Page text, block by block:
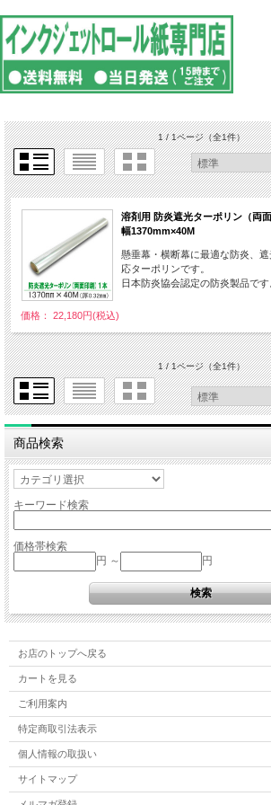
1 / 1ページ（全1件）
溶剤用 防炎遮光ターポリン（
幅1370mm×40M
懸垂幕・横断幕に最適な防炎、
応ターポリンです。
日本防炎協会認定の防炎製品で
価格： 22,180円(税込)
1 / 1ページ（全1件）
商品検索
キーワード検索
価格帯検索
円 ～
円
お店のトップへ戻る
カートを見る
ご利用案内
特定商取引法表示
個人情報の取扱い
サイトマップ